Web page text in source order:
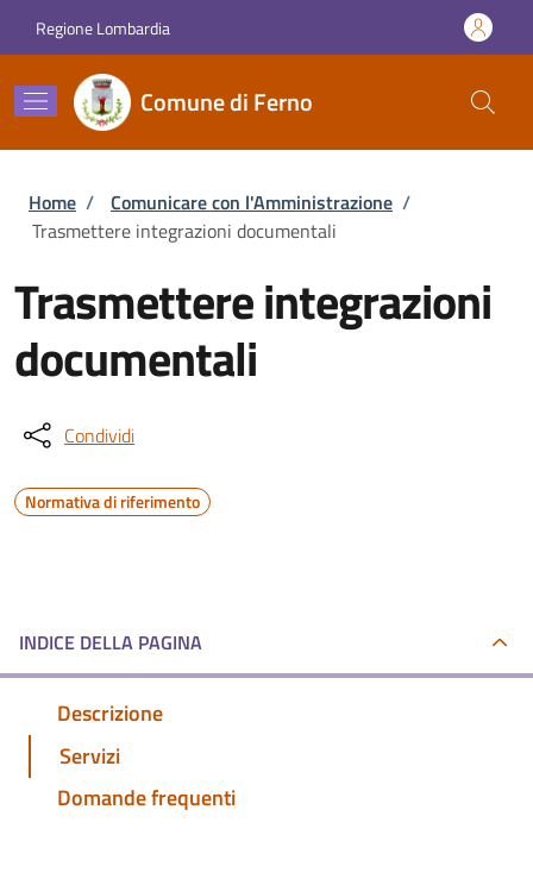
Regione Lombardia
Comune di Ferno
Briciole di pane
Home / Comunicare con l'Amministrazione /
Trasmettere integrazioni documentali
Trasmettere integrazioni
documentali
Condividi
Normativa di riferimento
INDICE DELLA PAGINA
Descrizione
Servizi
Domande frequenti